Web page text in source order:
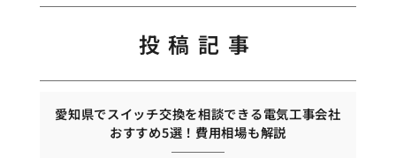
投稿記事
愛知県でスイッチ交換を相談できる電気工事会社
おすすめ5選！費用相場も解説